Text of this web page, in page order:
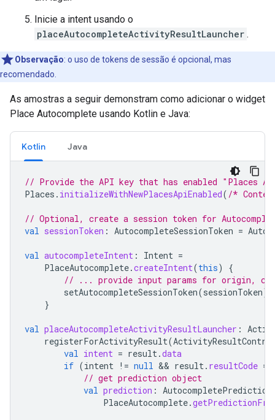
Inicie a intent usando o
placeAutocompleteActivityResultLauncher .
Observação: o uso de tokens de sessão é opcional, mas
recomendado.
As amostras a seguir demonstram como adicionar o widget
Place Autocomplete usando Kotlin e Java:
Kotlin Java
// Provide the API key that has enabled "Places
Places . initializeWithNewPlacesApiEnabled( /*
// Optional, create a session token for
val sessionToken : AutocompleteSessionToken =
val autocompleteIntent : Intent =
PlaceAutocomplete.createIntent(this)
{
// ... provide input params for origin,
setAutocompleteSessionToken(sessionToken)
}
val placeAutocompleteActivityResultLauncher :
registerForActivityResult(
val intent = result .data
if (intent != null && result . resultCode ==
// get prediction object
val prediction :
PlaceAutocomplete.